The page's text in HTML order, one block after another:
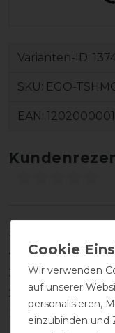
Varianten-ID:
SKU: EGO-
EAN:
5
4
3
2
1
Wir verwenden
auf unserer
personalisieren,
einzubinden und